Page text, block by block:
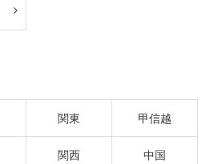
関東 甲信越
関西 中国